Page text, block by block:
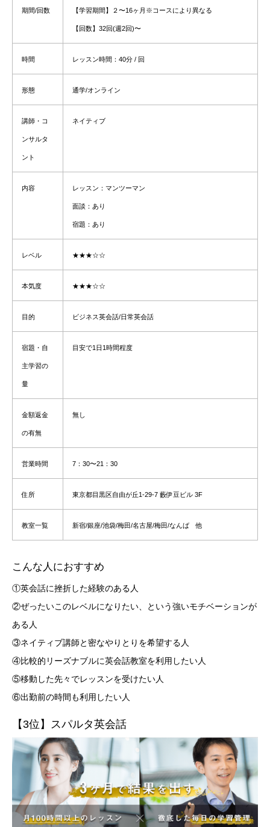
期間/回数 【学習期間】 ２〜16ヶ月 ※コースにより異なる
【回数】 32回(週2回)〜
時間 レッスン時間： 40分 / 回
形態 通学/オンライン
講師・コ
ンサルタ
ント
ネイティブ
内容 レッスン：マンツーマン
面談：あり
宿題：あり
レベル ★★★☆☆
本気度 ★★★☆☆
目的 ビジネス英会話/日常英会話
宿題・自
主学習の
量
目安で1日1時間程度
金額返金
の有無
無し
営業時間 7：30〜21：30
住所 東京都目黒区自由が丘1-29-7 藪伊豆ビル 3F
教室一覧 新宿/銀座/池袋/梅田/名古屋/梅田/なんば 他
こんな人におすすめ
①英会話に挫折した経験のある人
②ぜったいこのレベルになりたい、という強いモチベーションが
ある人
③ネイティブ講師と密なやりとりを希望する人
④比較的リーズナブルに英会話教室を利用したい人
⑤移動した先々でレッスンを受けたい人
⑥出勤前の時間も利用したい人
【3位】スパルタ英会話